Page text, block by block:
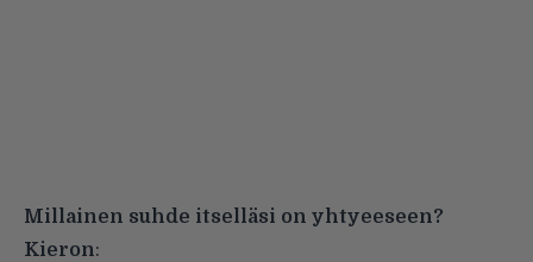
Millainen suhde itselläsi on yhtyeeseen?
Kieron: